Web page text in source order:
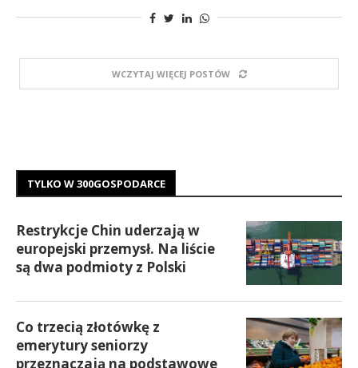
WCZYTAJ WIĘCEJ POSTÓW
TYLKO W 300GOSPODARCE
Restrykcje Chin uderzają w
europejski przemysł. Na liście
są dwa podmioty z Polski
Co trzecią złotówkę z
emerytury seniorzy
przeznaczają na podstawowe